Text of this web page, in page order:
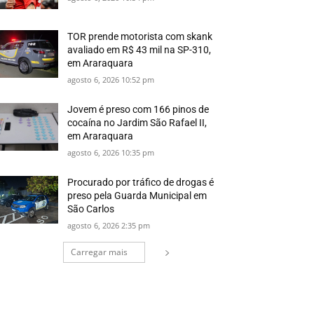
TOR prende motorista com skank
avaliado em R$ 43 mil na SP-310,
em Araraquara
agosto 6, 2026 10:52 pm
Jovem é preso com 166 pinos de
cocaína no Jardim São Rafael II,
em Araraquara
agosto 6, 2026 10:35 pm
Procurado por tráfico de drogas é
preso pela Guarda Municipal em
São Carlos
agosto 6, 2026 2:35 pm
Carregar mais